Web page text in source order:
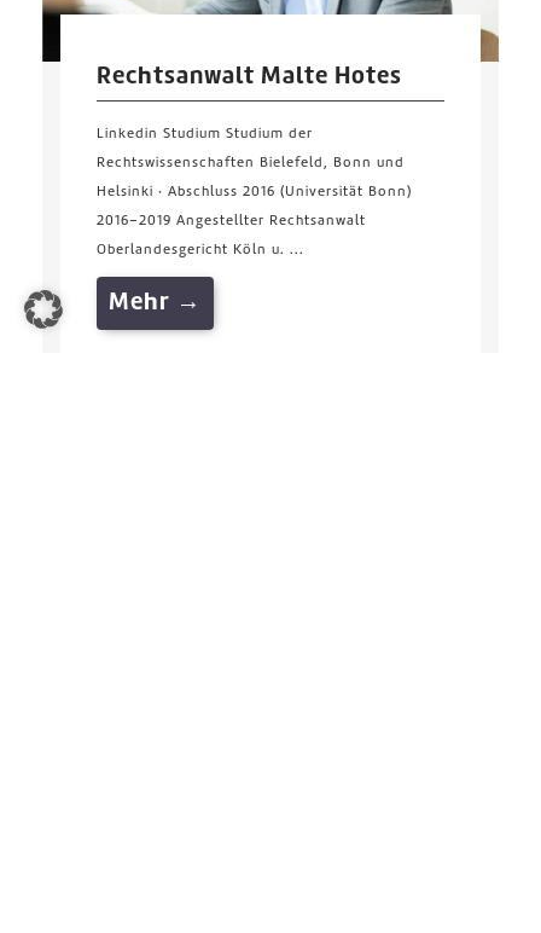
Rechtsanwalt Malte Hotes
Linkedin Studium Studium der
Rechtswissenschaften Bielefeld, Bonn und
Helsinki · Abschluss 2016 (Universität Bonn)
2016–2019 Angestellter Rechtsanwalt
Oberlandesgericht Köln u. ...
Mehr →